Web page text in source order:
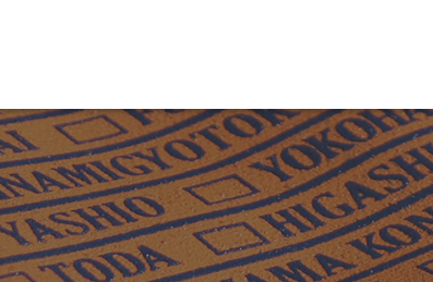
目玉車両一覧
Features Stock list
全国納車
Delivery service